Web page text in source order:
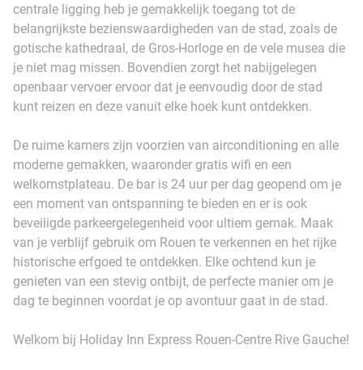
centrale ligging heb je gemakkelijk toegang tot de
belangrijkste bezienswaardigheden van de stad, zoals de
gotische kathedraal, de Gros-Horloge en de vele musea die
je niet mag missen. Bovendien zorgt het nabijgelegen
openbaar vervoer ervoor dat je eenvoudig door de stad
kunt reizen en deze vanuit elke hoek kunt ontdekken.
De ruime kamers zijn voorzien van airconditioning en alle
moderne gemakken, waaronder gratis wifi en een
welkomstplateau. De bar is 24 uur per dag geopend om je
een moment van ontspanning te bieden en er is ook
beveiligde parkeergelegenheid voor ultiem gemak. Maak
van je verblijf gebruik om Rouen te verkennen en het rijke
historische erfgoed te ontdekken. Elke ochtend kun je
genieten van een stevig ontbijt, de perfecte manier om je
dag te beginnen voordat je op avontuur gaat in de stad.
Welkom bij Holiday Inn Express Rouen-Centre Rive Gauche!